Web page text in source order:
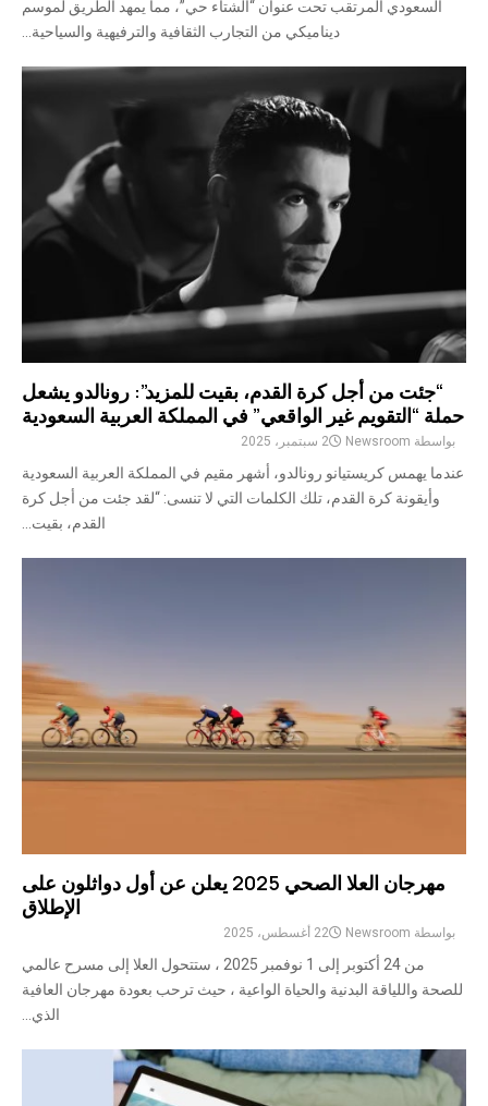
السعودي المرتقب تحت عنوان “الشتاء حي”، مما يمهد الطريق لموسم
ديناميكي من التجارب الثقافية والترفيهية والسياحية...
“جئت من أجل كرة القدم، بقيت للمزيد”: رونالدو يشعل
حملة “التقويم غير الواقعي” في المملكة العربية السعودية
بواسطة Newsroom 2 سبتمبر، 2025
عندما يهمس كريستيانو رونالدو، أشهر مقيم في المملكة العربية السعودية
وأيقونة كرة القدم، تلك الكلمات التي لا تنسى: “لقد جئت من أجل كرة
القدم، بقيت...
مهرجان العلا الصحي 2025 يعلن عن أول دواثلون على
الإطلاق
بواسطة Newsroom 22 أغسطس، 2025
من 24 أكتوبر إلى 1 نوفمبر 2025 ، ستتحول العلا إلى مسرح عالمي
للصحة واللياقة البدنية والحياة الواعية ، حيث ترحب بعودة مهرجان العافية
الذي...